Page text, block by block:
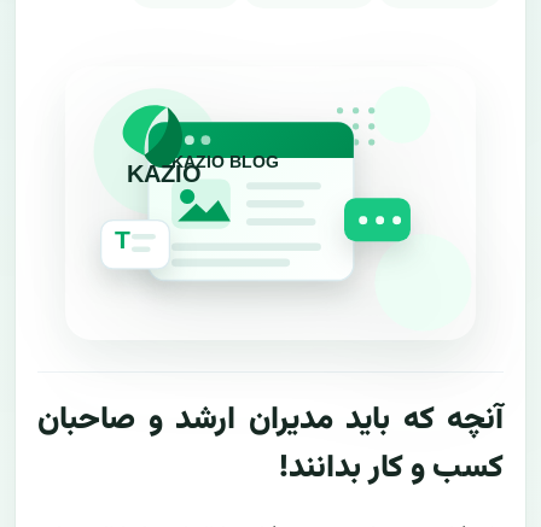
آنچه که باید مدیران ارشد و صاحبان
کسب و کار بدانند!